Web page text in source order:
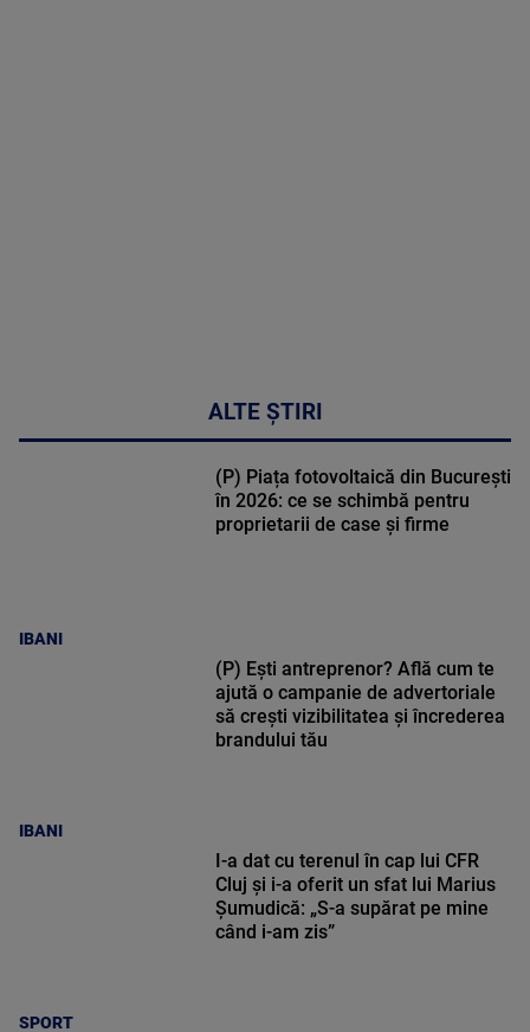
ALTE ȘTIRI
IBANI
(P) Piața fotovoltaică din București
în 2026: ce se schimbă pentru
proprietarii de case și firme
IBANI
(P) Ești antreprenor? Află cum te
ajută o campanie de advertoriale
să crești vizibilitatea și încrederea
brandului tău
SPORT
I-a dat cu terenul în cap lui CFR
Cluj și i-a oferit un sfat lui Marius
Șumudică: „S-a supărat pe mine
când i-am zis”